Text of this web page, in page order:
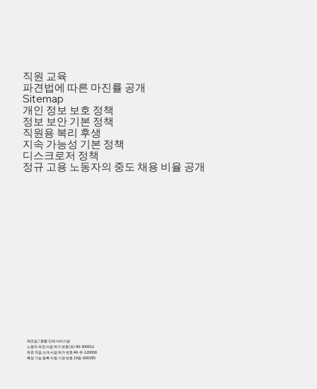
직원 교육
파견법에 따른 마진률 공개
Sitemap
개인 정보 보호 정책
정보 보안 기본 정책
직원용 복리 후생
지속 가능성 기본 정책
디스크로저 정책
정규 고용 노동자의 중도 채용 비율 공개
제조업 / 종합 인재 서비스업
노동자 파견 사업 허가 번호(파) 40-300912
유료 직업 소개 사업 허가 번호 40-유-120008
특정 기능 등록 지원 기관 번호 19등-000395